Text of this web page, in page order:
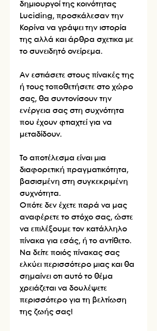
δημιουργοί της κοινότητας
Luciding, προσκάλεσαν την
Κορίνα να γράψει την ιστορία
της αλλά και άρθρα σχετικα με
το συνειδητό ονείρεμα.
Αν εστιάσετε στους πίνακές της
ή τους τοποθετήσετε στο χώρο
σας, θα συντονίσουν την
ενέργεια σας στη συχνότητα
που έχουν φτιαχτεί για να
μεταδίδουν.
Το αποτέλεσμα είναι μια
διαφορετική πραγματικότητα,
βασισμένη στη συγκεκριμένη
συχνότητα.
Οπότε δεν έχετε παρά να μας
αναφέρετε το στόχο σας, ώστε
να επιλέξουμε τον κατάλληλο
πίνακα για εσάς, ή το αντίθετο.
Να δείτε ποιός πίνακας σας
ελκύει περισσότερο μιας και θα
σημαίνει οτι αυτό το θέμα
χρειάζεται να δουλέψετε
περισσότερο για τη βελτίωση
της ζωής σας!